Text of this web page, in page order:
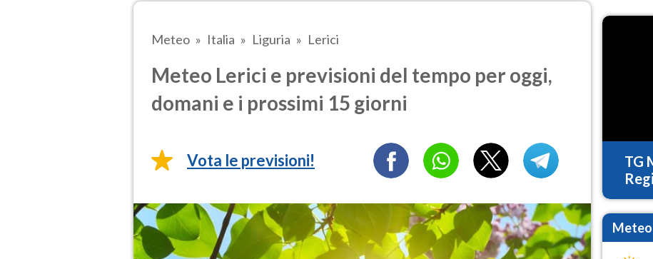
Meteo Italia Liguria Lerici
Meteo Lerici e previsioni del tempo per oggi,
domani e i prossimi 15 giorni
Vota le previsioni!
TG